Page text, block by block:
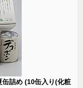
詰め (10缶入り(化粧